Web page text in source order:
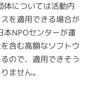
体については活動内
を適用できる場合が
本NPOセンターが運
含む高額なソフトウ
ので、適用できそう
ません。